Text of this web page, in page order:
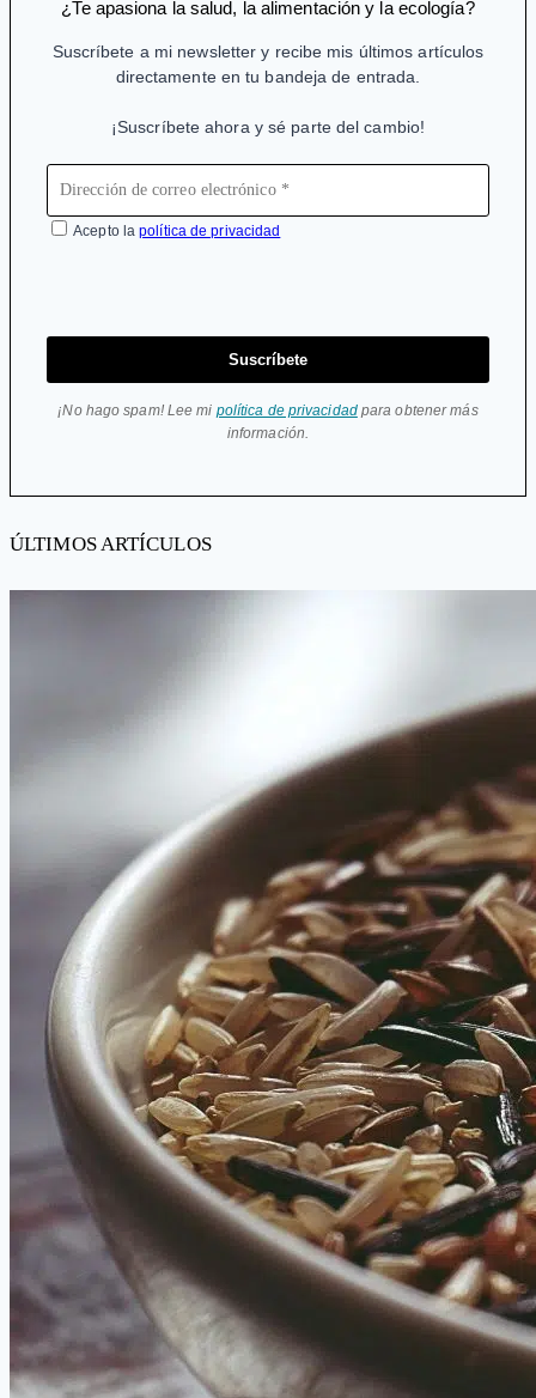
¿Te apasiona la salud, la alimentación y la ecología?
Suscríbete a mi newsletter y recibe mis últimos artículos
directamente en tu bandeja de entrada.
¡Suscríbete ahora y sé parte del cambio!
Acepto lapolítica de privacidad
Suscríbete
¡No hago spam! Lee mi política de privacidadpara obtener más
información.
ÚLTIMOS ARTÍCULOS